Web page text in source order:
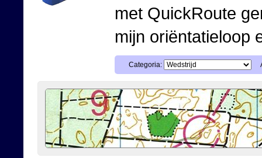
met QuickRoute
mijn oriëntatieloop
Categoria: